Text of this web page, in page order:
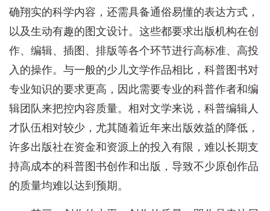
确翔实的科学内容，还需具备通俗易懂的表达方式，
以及生动有趣的图文设计。这些都要求出版机构在创
作、编辑、插图、排版等各个环节进行高标准、高投
入的操作。与一般的少儿文学作品相比，科普图书对
专业知识的要求更高，因此需要专业的科普作者和编
辑团队来把控内容质量。相对文学来说，科普编辑人
才队伍相对较少，尤其随着近年来出版效益的降低，
许多出版社在资金和资源上的投入有限，难以长期支
持高成本的科普图书创作和出版，导致不少原创作品
的质量均难以达到预期。